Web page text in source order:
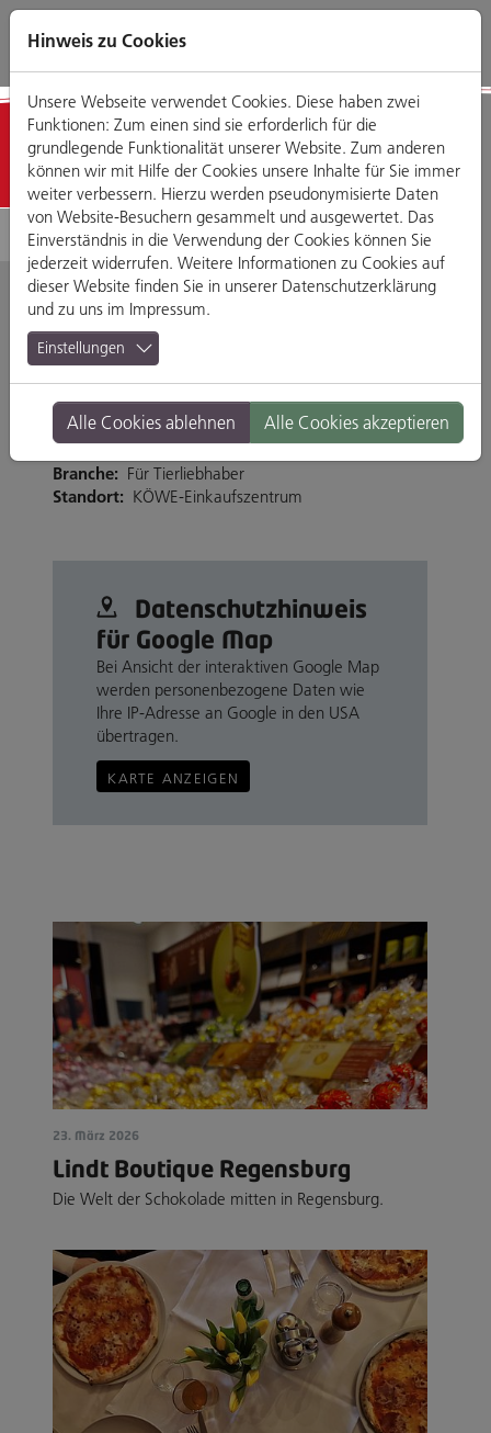
Direkt
zum
Zum
Hauptmenü
Zum
Footermenü
Zur
Website-
Schön & Gesund
dm Drogeriemarkt
Dr.-Gessler-Straße 41-47, 93051 Regensburg
Tel. 0941-28063977
www.dm.de
Branche: Für Tierliebhaber
Standort: KÖWE-Einkaufszentrum
Datenschutz­hinweis
für Google Map
Bei Ansicht der interaktiven Google Map
werden personenbezogene Daten wie
Ihre IP-Adresse an Google in den USA
übertragen.
KARTE ANZEIGEN
23. März 2026
Lindt Boutique Regensburg
Die Welt der Schokolade mitten in Regensburg.
Hinweis zu Cookies
Unsere Webseite verwendet Cookies. Diese haben zwei
Funktionen: Zum einen sind sie erforderlich für die
grundlegende Funktionalität unserer Website. Zum anderen
können wir mit Hilfe der Cookies unsere Inhalte für Sie immer
weiter verbessern. Hierzu werden pseudonymisierte Daten
von Website-Besuchern gesammelt und ausgewertet. Das
Einverständnis in die Verwendung der Cookies können Sie
jederzeit widerrufen. Weitere Informationen zu Cookies auf
dieser Website finden Sie in unserer Datenschutzerklärung
und zu uns im Impressum.
Einstellungen
Alle Cookies ablehnen Alle Cookies akzeptieren